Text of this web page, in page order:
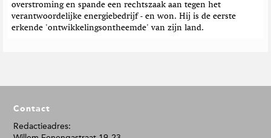
overstroming en spande een rechtszaak aan tegen het
verantwoordelijke energiebedrijf - en won. Hij is de eerste
erkende 'ontwikkelingsontheemde' van zijn land.
o
o
Contact
Redactieadres: